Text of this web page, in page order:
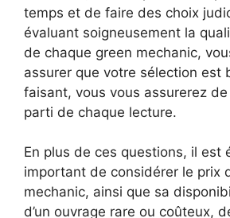
temps et de faire des choix
évaluant soigneusement la
de chaque green mechanic,
assurer que votre sélection est
faisant, vous vous assurerez
parti de chaque lecture.
En plus de ces questions, il est
important de considérer le prix
mechanic, ainsi que sa
d’un ouvrage rare ou coûteux,